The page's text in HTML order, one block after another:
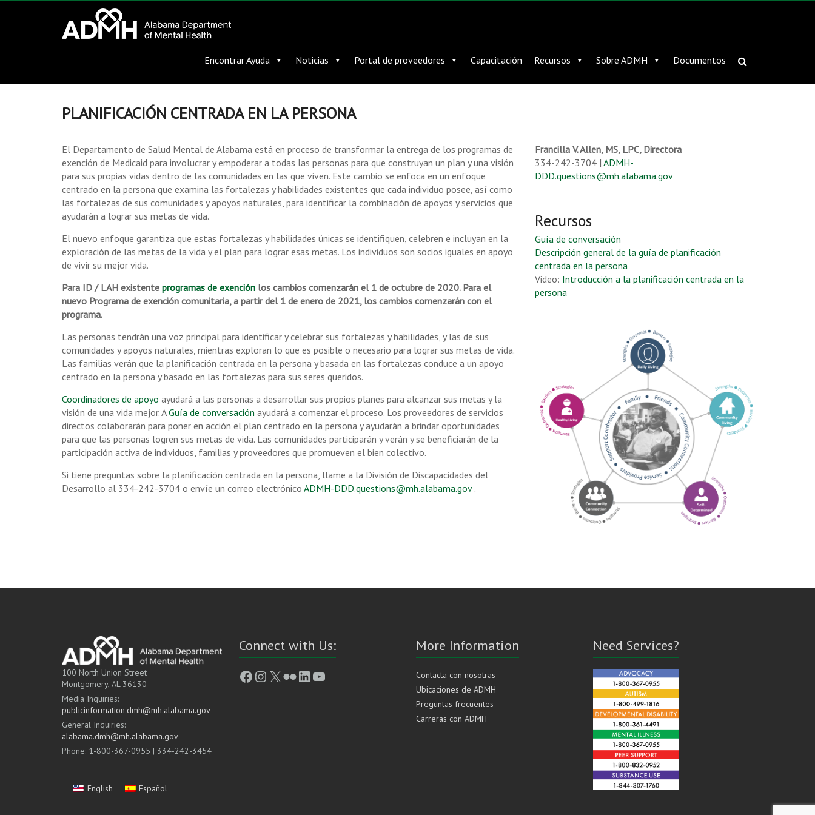
Alabama
Department
Mental
connecting
mind
and
wellness
Encontrar Ayuda Noticias Portal de proveedores Capacitación Recursos Sobre ADMH Documentos
PLANIFICACIÓN CENTRADA EN LA PERSONA
El Departamento de Salud Mental de Alabama está en proceso de transformar la entrega de los programas de
exención de Medicaid para involucrar y empoderar a todas las personas para que construyan un plan y una visión
para sus propias vidas dentro de las comunidades en las que viven. Este cambio se enfoca en un enfoque
centrado en la persona que examina las fortalezas y habilidades existentes que cada individuo posee, así como
las fortalezas de sus comunidades y apoyos naturales, para identificar la combinación de apoyos y servicios que
ayudarán a lograr sus metas de vida.
El nuevo enfoque garantiza que estas fortalezas y habilidades únicas se identifiquen, celebren e incluyan en la
exploración de las metas de la vida y el plan para lograr esas metas. Los individuos son socios iguales en apoyo
de vivir su mejor vida.
Para ID / LAH existente programas de exención los cambios comenzarán el 1 de octubre de 2020. Para el
nuevo Programa de exención comunitaria, a partir del 1 de enero de 2021, los cambios comenzarán con el
programa.
Las personas tendrán una voz principal para identificar y celebrar sus fortalezas y habilidades, y las de sus
comunidades y apoyos naturales, mientras exploran lo que es posible o necesario para lograr sus metas de vida.
Las familias verán que la planificación centrada en la persona y basada en las fortalezas conduce a un apoyo
centrado en la persona y basado en las fortalezas para sus seres queridos.
Coordinadores de apoyo ayudará a las personas a desarrollar sus propios planes para alcanzar sus metas y la
visión de una vida mejor. AGuía de conversación ayudará a comenzar el proceso. Los proveedores de servicios
directos colaborarán para poner en acción el plan centrado en la persona y ayudarán a brindar oportunidades
para que las personas logren sus metas de vida. Las comunidades participarán y verán y se beneficiarán de la
participación activa de individuos, familias y proveedores que promueven el bien colectivo.
Si tiene preguntas sobre la planificación centrada en la persona, llame a la División de Discapacidades del
Desarrollo al 334-242-3704 o envíe un correo electrónico ADMH-DDD.questions@mh.alabama.gov.
Francilla V. Allen, MS, LPC, Directora
334-242-3704 | ADMH-
DDD.questions@mh.alabama.gov
Recursos
Guía de conversación
Descripción general de la guía de planificación
centrada en la persona
Video: Introducción a la planificación centrada en la
persona
100 North Union Street
Montgomery, AL 36130
Media Inquiries:
publicinformation.dmh@mh.alabama.gov
General Inquiries:
alabama.dmh@mh.alabama.gov
Phone: 1-800-367-0955 | 334-242-3454
English Español
Connect with Us:
Facebook
Instagram
X FlickrLinkedIn
YouTube
More Information
Contacta con nosotras
Ubicaciones de ADMH
Preguntas frecuentes
Carreras con ADMH
Need Services?